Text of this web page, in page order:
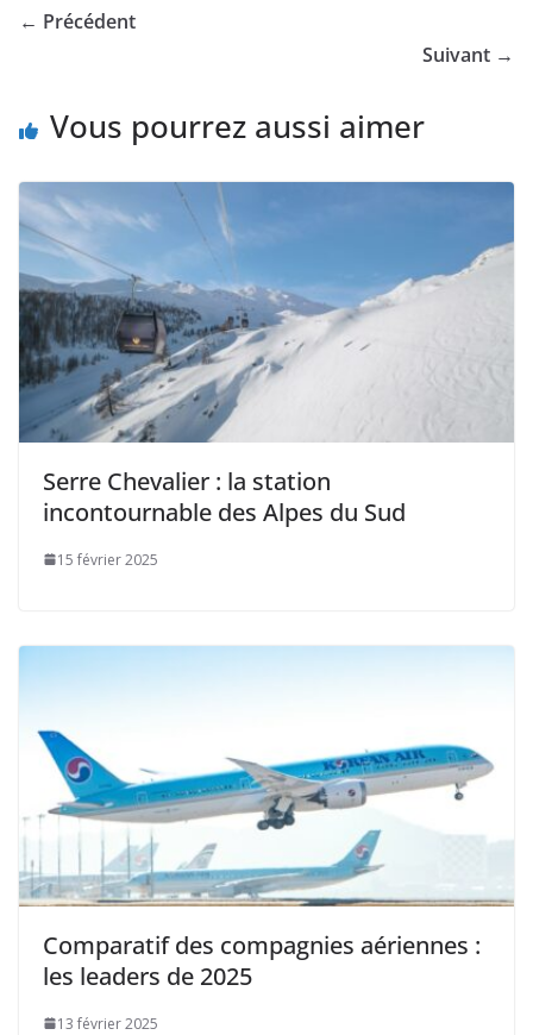
← Précédent
Suivant →
Vous pourrez aussi aimer
Serre Chevalier : la station
incontournable des Alpes du Sud
15 février 2025
Comparatif des compagnies aériennes :
les leaders de 2025
13 février 2025